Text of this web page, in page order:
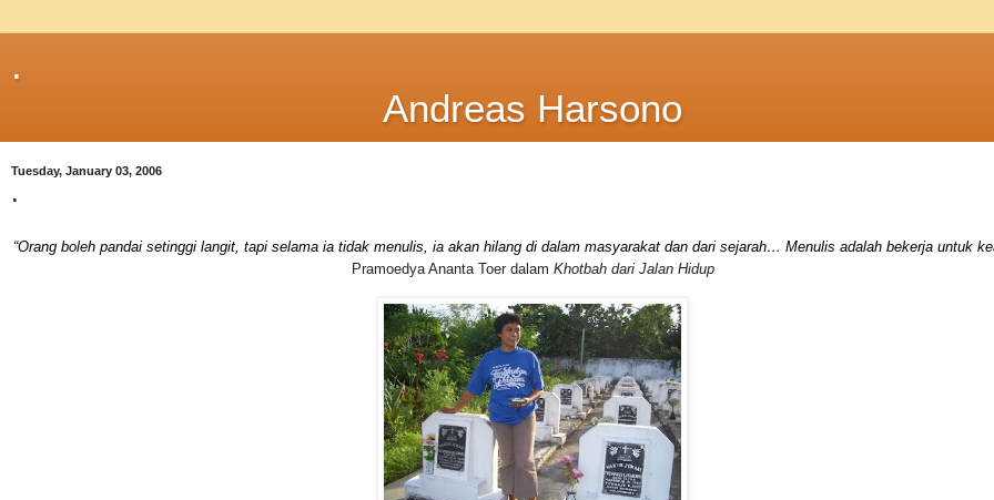
.
Andreas Harsono
Tuesday, January 03, 2006
.
“Orang boleh pandai setinggi langit, tapi selama ia tidak menulis, ia akan hilang di dalam masyarakat dan dari sejarah… Menulis adalah bekerja untuk
Pramoedya Ananta Toer dalam Khotbah dari Jalan Hidup